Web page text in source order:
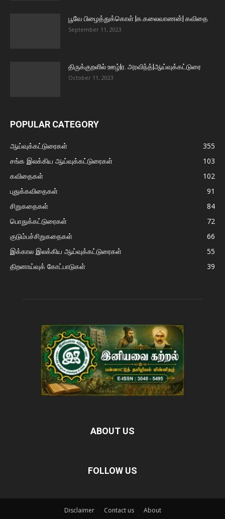
பூவே பிழைத்துக்கொள் |க.கலைவாணன்| கவிதை
September 11, 2023
திருக்குறளில் ஊழ்|ர. அரவிந்த்|ஆய்வுக்கட்டுரை
October 11, 2023
POPULAR CATEGORY
ஆய்வுக்கட்டுரைகள்
355
சங்க இலக்கிய ஆய்வுக்கட்டுரைகள்
103
கவிதைகள்
102
புதுக்கவிதைகள்
91
சிறுகதைகள்
84
பொதுக்கட்டுரைகள்
72
குடும்பச்சிறுகதைகள்
66
இக்கால இலக்கிய ஆய்வுக்கட்டுரைகள்
55
திறனாய்வுக் கோட்பாடுகள்
39
ABOUT US
FOLLOW US
Disclaimer Contact us About